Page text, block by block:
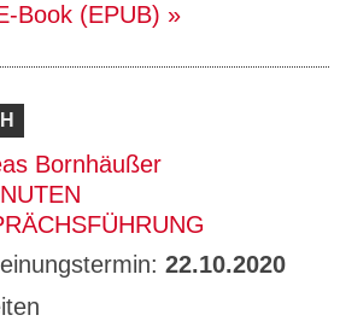
Book (EPUB)
Bornhäußer
22.10.2020